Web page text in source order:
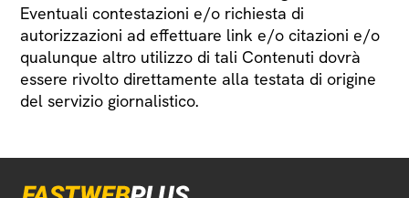
Eventuali contestazioni e/o richiesta di
autorizzazioni ad effettuare link e/o citazioni e/o
qualunque altro utilizzo di tali Contenuti dovrà
essere rivolto direttamente alla testata di origine
del servizio giornalistico.